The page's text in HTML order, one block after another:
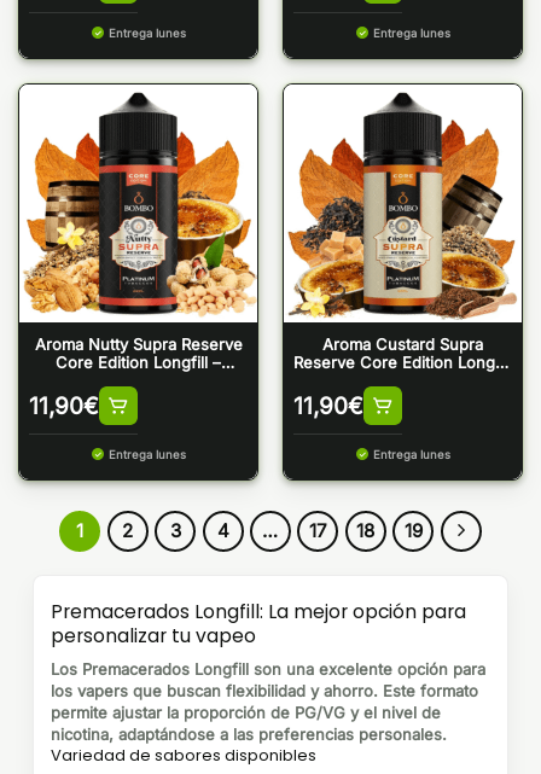
Entrega lunes Entrega lunes
Aroma Nutty Supra Reserve
Core Edition Longfill –
11,90€
Entrega lunes
Aroma Custard Supra
Reserve Core Edition Longfill
11,90€
Entrega lunes
1 2 3 4 … 17 18 19
Premacerados Longfill: La mejor opción para
personalizar tu vapeo
Los Premacerados Longfill son una excelente opción para
los vapers que buscan flexibilidad y ahorro. Este formato
permite ajustar la proporción de PG/VG y el nivel de
nicotina, adaptándose a las preferencias personales.
Variedad de sabores disponibles